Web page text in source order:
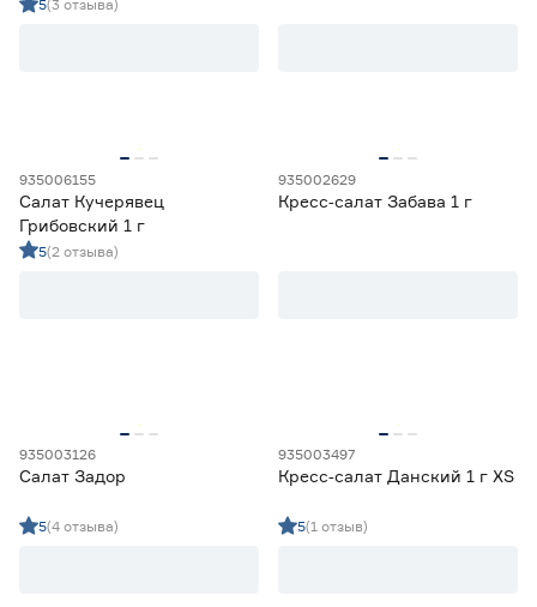
Травы для животных
Цена
от
Базилик
Горчица
2
Место высадки
Открытый грунт
5(3 отзыва)
935006155
Салат Кучерявец
Грибовский 1 г
5(2 отзыва)
935002629
Кресс‑салат Забава 1 г
935003126
Салат Задор
5(4 отзыва)
935003497
Кресс‑салат Данский 1 г XS
5(1 отзыв)